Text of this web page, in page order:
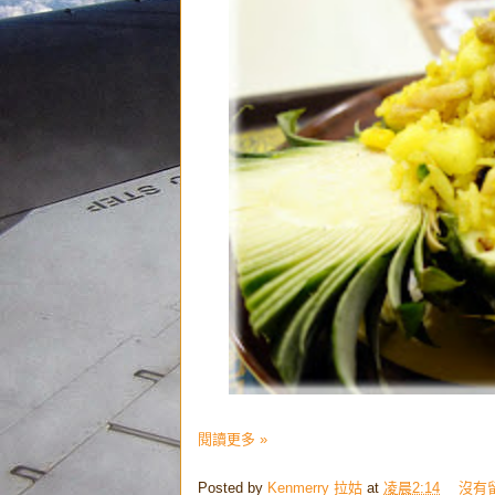
閱讀更多 »
Posted by Kenmerry 拉姑 at 凌晨2:14 沒有